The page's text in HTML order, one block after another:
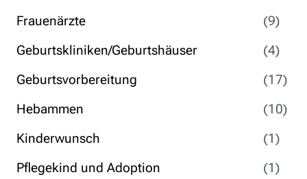
Frauenärzte
(9)
Geburtskliniken/Geburtshäuser
(4)
Geburtsvorbereitung
(17)
Hebammen
(10)
Kinderwunsch
(1)
Pflegekind und Adoption
(1)